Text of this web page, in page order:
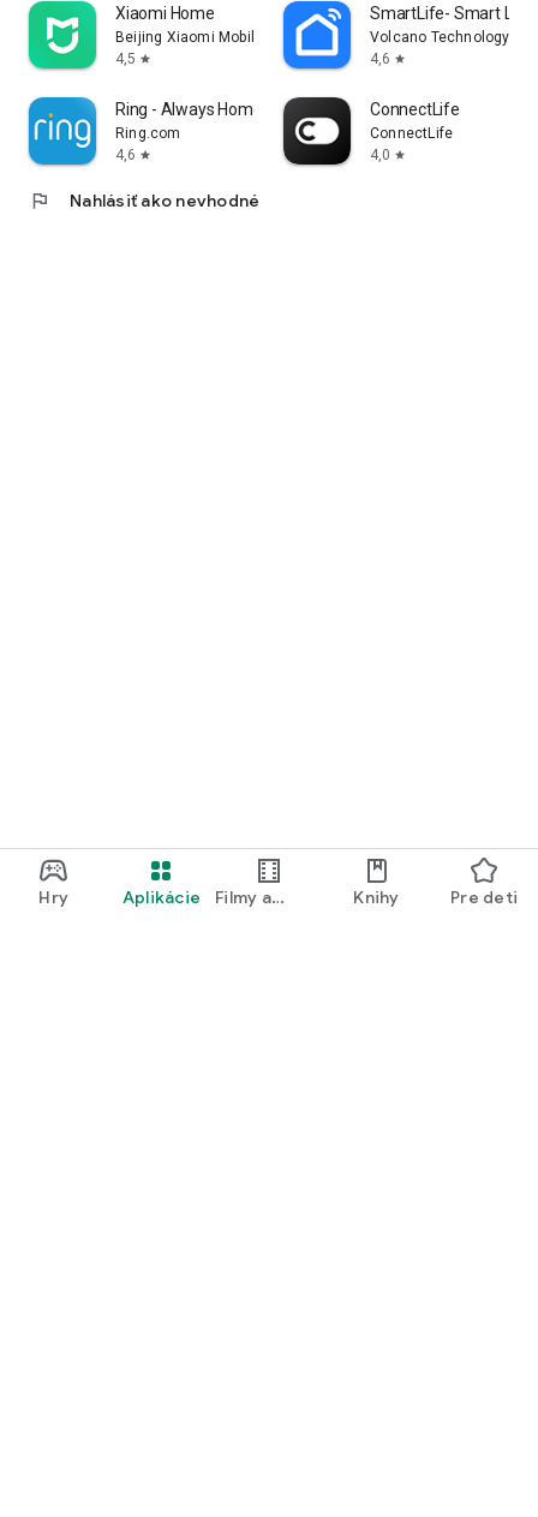
Hry Aplikácie
Filmy a
Knihy Pre deti
Xiaomi Home
Beijing Xiaomi Mobile Software Co.,Ltd
4,5 star
SmartLife- Smart
Volcano Technology
4,6 star
Ring - Always Home
Ring.com
4,6 star
ConnectLife
ConnectLife
4,0 star
flag Nahlásiť ako nevhodné